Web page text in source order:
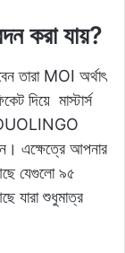
করা যায়?
তারা MOI অর্থাৎ
দিয়ে মাস্টার্স
DUOLINGO
এক্ষেত্রে আপনার
যেগুলো ৯৫
যারা শুধুমাত্র